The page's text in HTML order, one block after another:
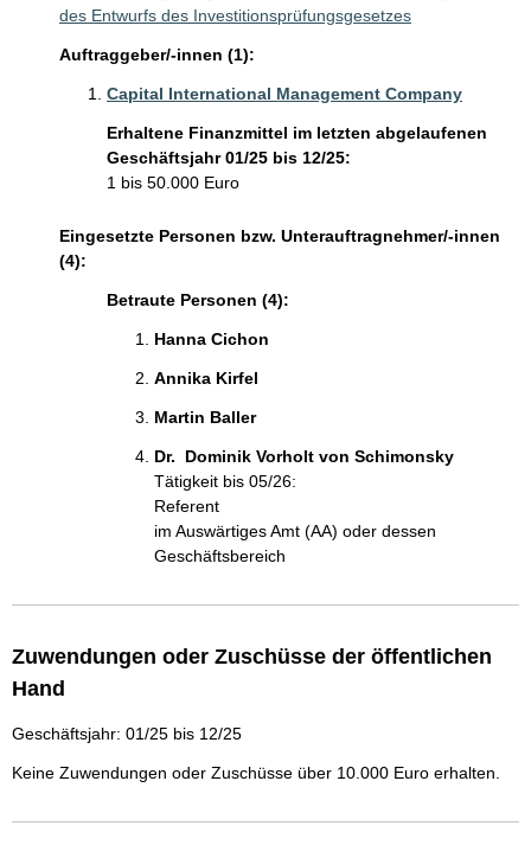
des Entwurfs des Investitionsprüfungsgesetzes
Auftraggeber/-innen (1):
Capital International Management Company
Erhaltene Finanzmittel im letzten abgelaufenen
Geschäftsjahr 01/25 bis 12/25:
1 bis 50.000 Euro
Eingesetzte Personen bzw. Unterauftragnehmer/-innen
(4):
Betraute Personen (4):
Hanna Cichon
Annika Kirfel
Martin Baller
Dr.  Dominik Vorholt von Schimonsky
Tätigkeit bis 05/26:
Referent
im Auswärtiges Amt (AA) oder dessen
Geschäftsbereich
Zuwendungen oder Zuschüsse der öffentlichen
Hand
Geschäftsjahr: 01/25 bis 12/25
Keine Zuwendungen oder Zuschüsse über 10.000 Euro erhalten.